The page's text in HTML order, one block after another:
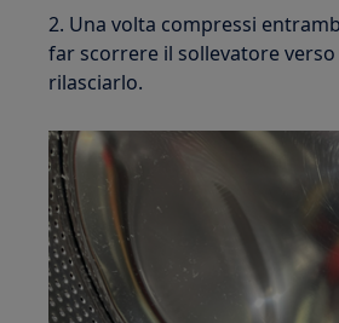
2. Una volta compressi
far scorrere il sollevatore
rilasciarlo.